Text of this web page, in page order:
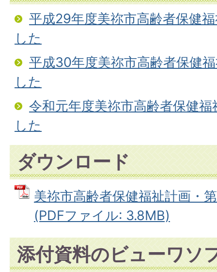
平成29年度美祢市高齢者保健
した
平成30年度美祢市高齢者保健
した
令和元年度美祢市高齢者保健
した
ダウンロード
美祢市高齢者保健福祉計画・
(PDFファイル: 3.8MB)
添付資料のビューワソ